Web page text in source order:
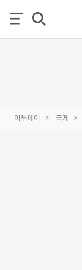
이투데이 국제